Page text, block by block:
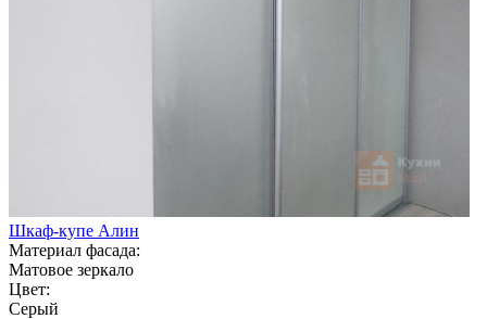
Шкаф-купе Алин
Материал фасада:
Матовое зеркало
Цвет:
Серый